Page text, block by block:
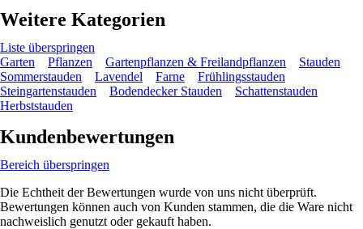
Weitere Kategorien
Liste überspringen
Garten
Pflanzen Gartenpflanzen & Freilandpflanzen
Stauden
Sommerstauden
Lavendel Farne
Frühlingsstauden
Steingartenstauden
Bodendecker Stauden
Schattenstauden
Herbststauden
Kundenbewertungen
Bereich überspringen
Die Echtheit der Bewertungen wurde von uns nicht überprüft.
Bewertungen können auch von Kunden stammen, die die Ware nicht
nachweislich genutzt oder gekauft haben.